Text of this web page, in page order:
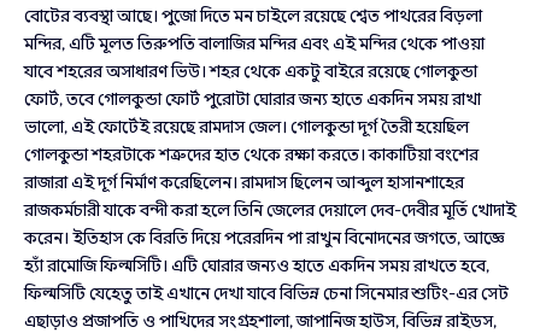
বোটের ব্যবস্থা আছে। পুজো দিতে মন চাইলে রয়েছে শ্বেত পাথরের বিড়লা
মন্দির, এটি মূলত তিরুপতি বালাজির মন্দির এবং এই মন্দির থেকে পাওয়া
যাবে শহরের অসাধারণ ভিউ। শহর থেকে একটু বাইরে রয়েছে গোলকুন্ডা
ফোর্ট, তবে গোলকুন্ডা ফোর্ট পুরোটা ঘোরার জন্য হাতে একদিন সময় রাখা
ভালো, এই ফোর্টেই রয়েছে রামদাস জেল। গোলকুন্ডা দূর্গ তৈরী হয়েছিল
গোলকুন্ডা শহরটাকে শত্রুদের হাত থেকে রক্ষা করতে। কাকাটিয়া বংশের
রাজারা এই দূর্গ নির্মাণ করেছিলেন। রামদাস ছিলেন আব্দুল হাসানশাহের
রাজকর্মচারী যাকে বন্দী করা হলে তিনি জেলের দেয়ালে দেব-দেবীর মূর্তি খোদাই
করেন। ইতিহাস কে বিরতি দিয়ে পরেরদিন পা রাখুন বিনোদনের জগতে, আজ্ঞে
হ্যাঁ রামোজি ফিল্মসিটি। এটি ঘোরার জন্যও হাতে একদিন সময় রাখতে হবে,
ফিল্মসিটি যেহেতু তাই এখানে দেখা যাবে বিভিন্ন চেনা সিনেমার শুটিং-এর সেট
এছাড়াও প্রজাপতি ও পাখিদের সংগ্রহশালা, জাপানিজ হাউস, বিভিন্ন রাইডস,